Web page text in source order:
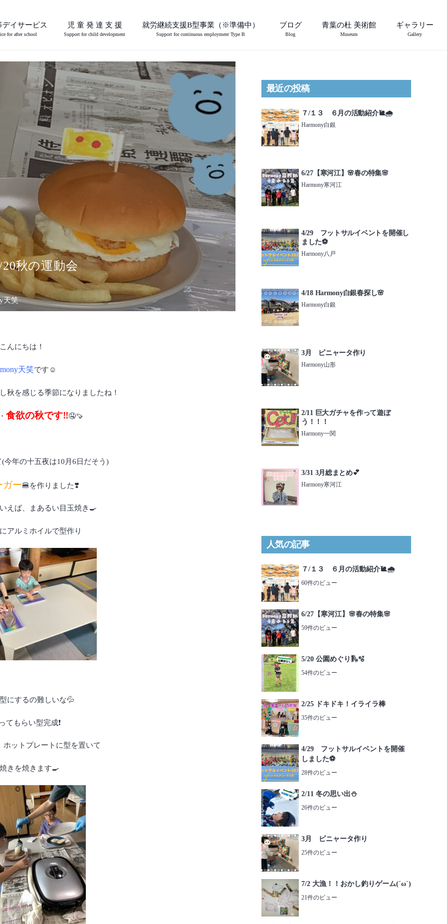
デイサービス
for after school
児 童 発 達 支 援
Support for child development
就労継続支援B型事業（※準備中）
Support for continuous employment Type B
ブログ
Blog
青葉の杜 美術館
Museum
ギャラリー
Gallery
秋の運動会
天笑
こんにちは！
天笑です☺️
秋を感じる季節になりましたね！
食欲の秋です‼️🤤🍠
今年の十五夜は10月6日だそう)
ガー🍔を作りました❣️
えば、まあるい目玉焼き🍳
アルミホイルで型作り
にするの難しいな💦
てもらい型完成❗️
ホットプレートに型を置いて
きを焼きます🍳
最近の投稿
７/１３ ６月の活動紹介🐌🌧️
Harmony白銀
6/27【寒河江】🌸春の特集🌸
Harmony寒河江
4/29 フットサルイベントを開催し
ました⚽️
Harmony八戸
4/18 Harmony白銀春探し🌸
Harmony白銀
3月 ピニャータ作り
Harmony山形
2/11 巨大ガチャを作って遊ぼ
う！！！
Harmony一関
3/31 3月総まとめ💕
Harmony寒河江
人気の記事
７/１３ ６月の活動紹介🐌🌧️
60件のビュー
6/27【寒河江】🌸春の特集🌸
59件のビュー
5/20 公園めぐり🛝🫧
54件のビュー
2/25 ドキドキ！イライラ棒
35件のビュー
4/29 フットサルイベントを開催
しました⚽️
28件のビュー
2/11 冬の思い出⛄️
26件のビュー
3月 ピニャータ作り
25件のビュー
7/2 大漁！！おかし釣りゲーム(´ω`)
21件のビュー